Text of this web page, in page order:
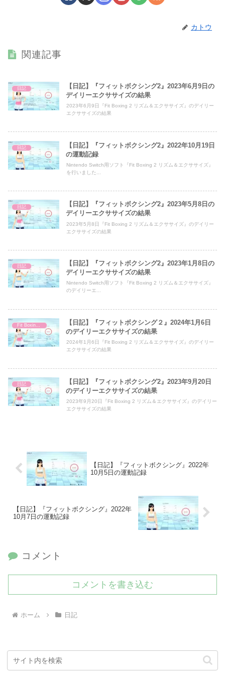
カトウ
関連記事
日記
【日記】『フィットボクシング2』2023年6月9日の
デイリーエクササイズの結果
2023年6月9日『Fit Boxing 2 リズム＆エクササイズ』のデイリー
エクササイズの結果
日記
【日記】『フィットボクシング2』2022年10月19日
の運動記録
Nintendo Switch用ソフト『Fit Boxing 2 リズム＆エクササイズ』
を行いました...
日記
【日記】『フィットボクシング2』2023年5月8日の
デイリーエクササイズの結果
2023年5月8日『Fit Boxing 2 リズム＆エクササイズ』のデイリー
エクササイズの結果
日記
【日記】『フィットボクシング2』2023年1月8日の
デイリーエクササイズの結果
Nintendo Switch用ソフト『Fit Boxing 2 リズム＆エクササイズ』
のデイリーエ...
【日記】『フィットボクシング２』2024年1月6日
のデイリーエクササイズの結果
2024年1月6日『Fit Boxing 2 リズム＆エクササイズ』のデイリー
エクササイズの結果
日記
【日記】『フィットボクシング2』2023年9月20日
のデイリーエクササイズの結果
2023年9月20日『Fit Boxing 2 リズム＆エクササイズ』のデイリー
エクササイズの結果
【日記】『フィットボクシング』2022年
10月5日の運動記録
【日記】『フィットボクシング』2022年
10月7日の運動記録
コメント
コメントを書き込む
ホーム 日記